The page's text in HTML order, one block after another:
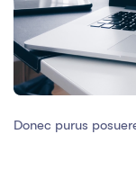
Donec purus